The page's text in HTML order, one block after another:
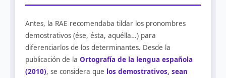
Antes, la RAE recomendaba tildar los pronombres
demostrativos (ése, ésta, aquélla…) para
diferenciarlos de los determinantes. Desde la
publicación de la Ortografía de la lengua española
(2010), se considera que los demostrativos, sean